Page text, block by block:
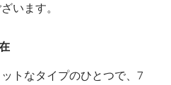
います。
トなタイプのひとつで、7